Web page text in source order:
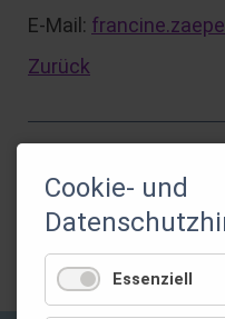
E-Mail:
Zurück
Gefördert durch:
Cookie- und
Essenziell